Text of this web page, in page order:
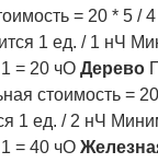
= 20 * 5 /
1 ед. / 1 нЧ
= 20 чО Дерево
стоимость =
1 ед. / 2 нЧ
= 40 чО